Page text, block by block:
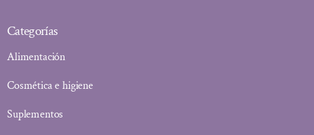
Categorías
Alimentación
Cosmética e higiene
Suplementos